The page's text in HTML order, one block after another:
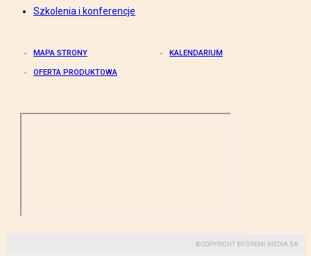
Szkolenia i konferencje
MAPA STRONY KALENDARIUM
OFERTA PRODUKTOWA
© COPYRIGHT BY GREMI MEDIA SA